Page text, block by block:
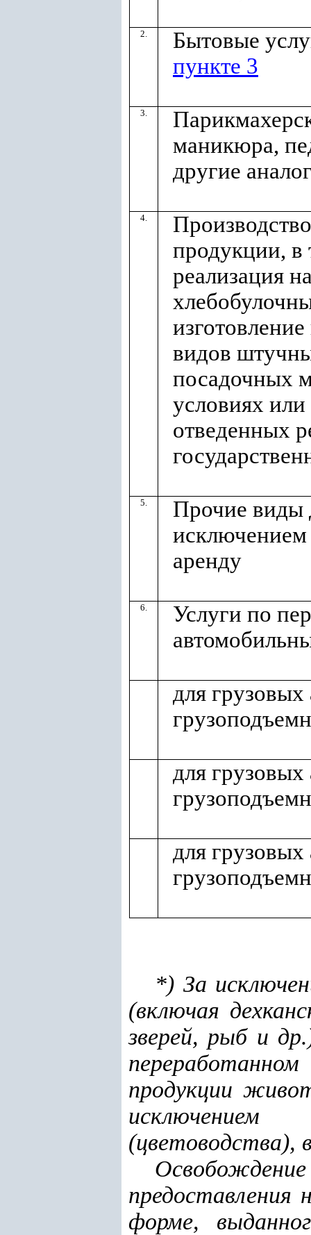
2.
Бытовые
пункте 3
3.
маникюра,
другие
4.
продукции, в
реализация
видов
посадочных
условиях
отведенных
5.
Прочие виды
аренду
6.
Услуги по
для
для
для
*) За
(включая
зверей, рыб и
продукции
исключением
(цветоводства),
предоставления
форме,